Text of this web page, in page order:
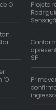
O
Projeto
Cantor
SP